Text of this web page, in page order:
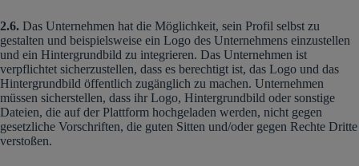
2.6. Das Unternehmen hat die Möglichkeit, sein Profil selbst zu
gestalten und beispielsweise ein Logo des Unternehmens einzustellen
und ein Hintergrundbild zu integrieren. Das Unternehmen ist
verpflichtet sicherzustellen, dass es berechtigt ist, das Logo und das
Hintergrundbild öffentlich zugänglich zu machen. Unternehmen
müssen sicherstellen, dass ihr Logo, Hintergrundbild oder sonstige
Dateien, die auf der Plattform hochgeladen werden, nicht gegen
gesetzliche Vorschriften, die guten Sitten und/oder gegen Rechte Dritte
verstoßen.